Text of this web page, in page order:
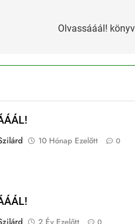
Olvassááál!
10 Hónap Ezelőtt 0